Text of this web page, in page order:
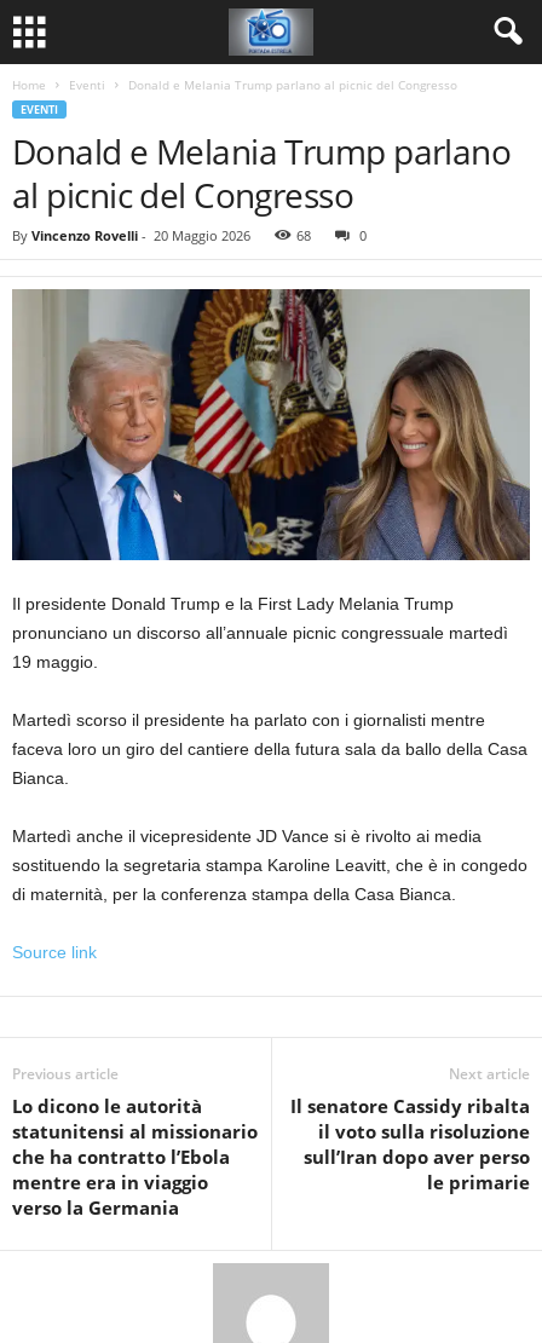
Home Eventi Donald e Melania Trump parlano al picnic del Congresso
EVENTI
Donald e Melania Trump parlano
al picnic del Congresso
By Vincenzo Rovelli - 20 Maggio 2026 68 0
Il presidente Donald Trump e la First Lady Melania Trump
pronunciano un discorso all’annuale picnic congressuale martedì
19 maggio.
Martedì scorso il presidente ha parlato con i giornalisti mentre
faceva loro un giro del cantiere della futura sala da ballo della Casa
Bianca.
Martedì anche il vicepresidente JD Vance si è rivolto ai media
sostituendo la segretaria stampa Karoline Leavitt, che è in congedo
di maternità, per la conferenza stampa della Casa Bianca.
Source link
Previous article
Lo dicono le autorità
statunitensi al missionario
che ha contratto l’Ebola
mentre era in viaggio
verso la Germania
Next article
Il senatore Cassidy ribalta
il voto sulla risoluzione
sull’Iran dopo aver perso
le primarie